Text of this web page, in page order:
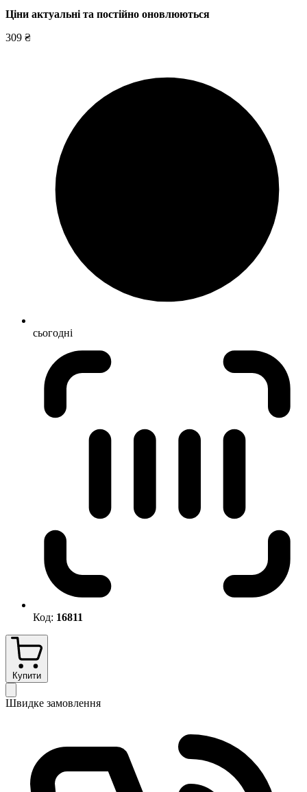
Ціни актуальні та постійно оновлюються
309 ₴
сьогодні
Код: 16811
Купити
Швидке замовлення